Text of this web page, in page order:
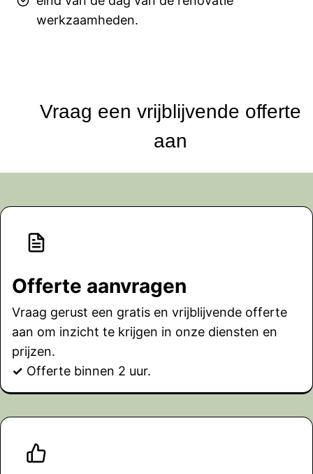
werkzaamheden.
Vraag een vrijblijvende offerte
aan
Offerte aanvragen
Vraag gerust een gratis en vrijblijvende offerte
aan om inzicht te krijgen in onze diensten en
prijzen.
✓ Offerte binnen 2 uur.